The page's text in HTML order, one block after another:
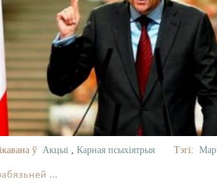
ў Акцыі ,Карная псыхіятрыя Тэгі:
...